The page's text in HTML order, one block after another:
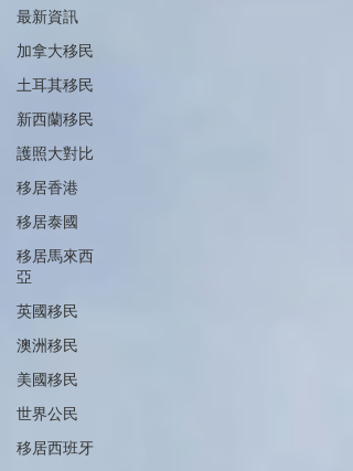
最新資訊
加拿大移民
土耳其移民
新西蘭移民
護照大對比
移居香港
移居泰國
移居馬來西
亞
英國移民
澳洲移民
美國移民
世界公民
移居西班牙